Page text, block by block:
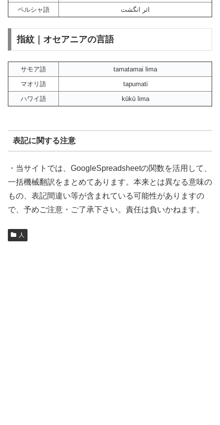
ペルシャ語
اثر انگشت
指紋｜オセアニアの言語
サモア語
tamatamai lima
マオリ語
tapumati
ハワイ語
kūkū lima
表記に関する注意
・当サイトでは、GoogleSpreadsheetの関数を活用して、
一括機械翻訳をまとめてあります。本来とは異なる意味の
もの、表記間違い等が含まれている可能性がありますの
で、予めご注意・ご了承下さい。責任は負いかねます。
人